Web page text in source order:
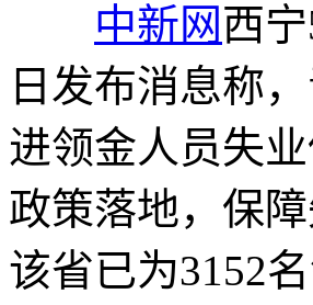
中新网西
日发布消息称
进领金人员失
政策落地，保
该省已为3152